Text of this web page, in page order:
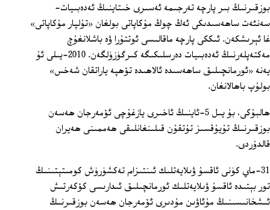
بوزقىرنىڭ بىر پارچە تەرجىمە ئەسىرى خىتاينىڭ ئەدەبىيات-
سەنئەت ساھەسىدىكى ئەڭ چوڭ مۇكاپاتى بولغان «تۇلپار مۇكاپاتى»
غا ئېرىشكەن. ئىككى پارچە ماقالىسى ئوتتۇرا ۋە باشلانغۇچ
مەكتەپلەرنىڭ ئەدەبىيات دەرسلىكىگە كىرگۈزۈلگەن. 2010-يىلى ئۇ
يەنە «ئورمانچىلىق ساھەسىدە ئالاھىدە تۆھپە ياراتقان شەخس»
بولۇپ باھالانغان.
ھالبۇكى، بۇ يىل 5-ئاينىڭ ئاخىرى يازغۇچى ئۆمەرجان ھەسەن
بوزقىرنىڭ تۇيۇقسىز تۇتقۇن قىلىنغانلىقى ھەممىنى ھەيران
قالدۇردى.
31-ماي كۈنى ئاقسۇ ۋىلايەتلىك ئىنتىزام تەكشۈرۈش كومىتېتىنىڭ
تور بېتىدە ئاقسۇ ۋىلايەتلىك ئورمانچىلىق ئىدارىسى كۆكەرتىش
ئىشخانىسىنىڭ مۇئاۋىن مۇدىرى ئۆمەرجان ھەسەن بوزقىرنىڭ